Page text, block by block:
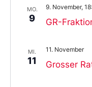
MO.
9 GR-
9. November,
MI.
11 Grosser
11. November